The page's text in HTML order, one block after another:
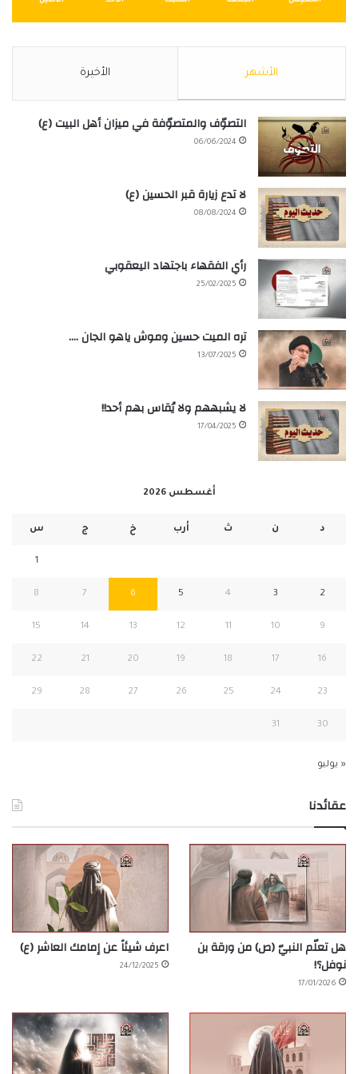
الأشهر الأخيرة
التصوّف والمتصوّفة في ميزان أهل البيت (ع)
06/06/2024
لا تدع زيارة قبر الحسين (ع)
08/08/2024
رأي الفقهاء باجتهاد اليعقوبي
25/02/2025
تره الميت حسين وموش ياهو الجان ….
13/07/2025
لا يشبههم ولا يُقاس بهم أحد!!
17/04/2025
أغسطس 2026
د ن ث أرب خ ج س
1
2
3
4
5
6
7
8
9
10
11
12
13
14
15
16
17
18
19
20
21
22
23
24
25
26
27
28
29
30
31
« يوليو
عقائدنا
هل تعلّم النبيّ (ص) من ورقة بن
نوفل؟!
17/01/2026
اعرف شيئاً عن إمامك العاشر (ع)
24/12/2025